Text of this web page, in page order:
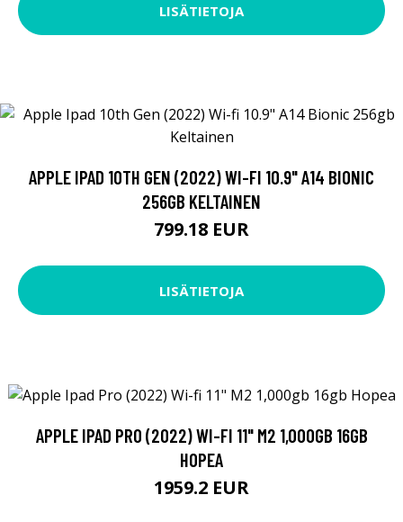
LISÄTIETOJA
APPLE IPAD 10TH GEN (2022) WI-FI 10.9" A14 BIONIC
256GB KELTAINEN
799.18 EUR
LISÄTIETOJA
APPLE IPAD PRO (2022) WI-FI 11" M2 1,000GB 16GB
HOPEA
1959.2 EUR